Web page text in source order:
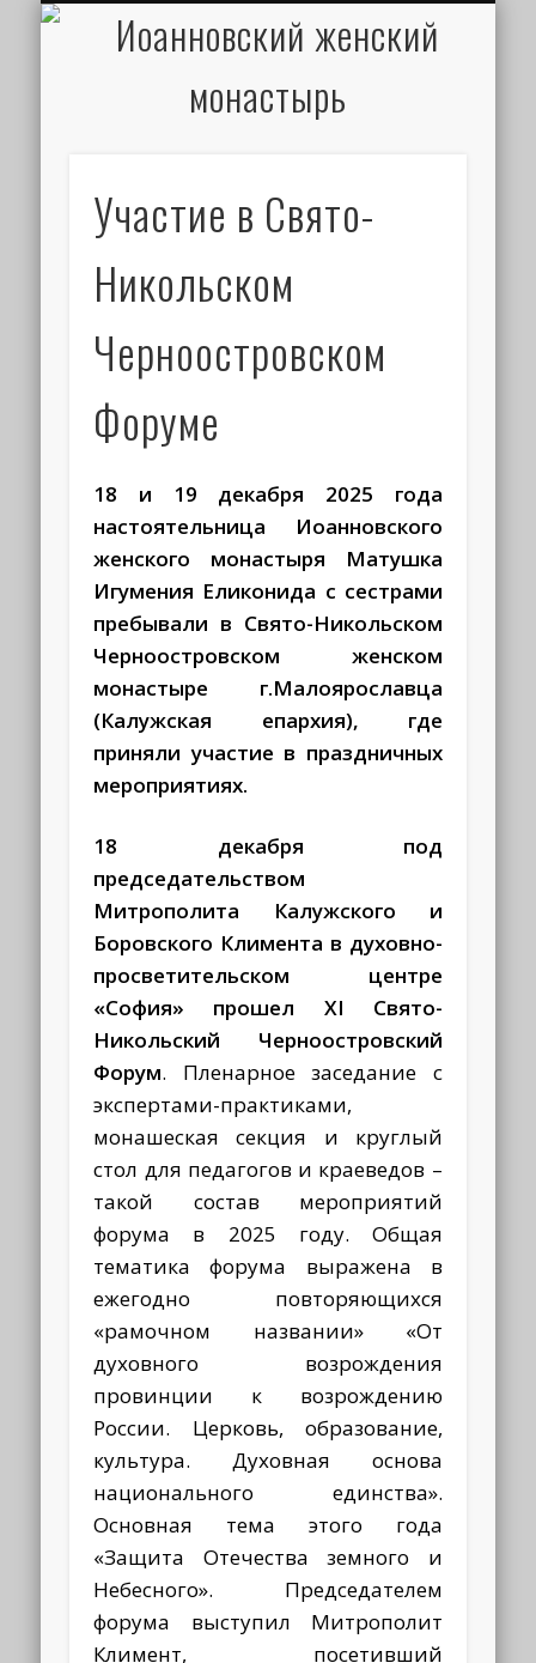
Участие в Свято-
Никольском
Черноостровском
Форуме
18 и 19 декабря 2025 года
настоятельница Иоанновского
женского монастыря Матушка
Игумения Еликонида с сестрами
пребывали в Свято-Никольском
Черноостровском женском
монастыре г.Малоярославца
(Калужская епархия), где
приняли участие в праздничных
мероприятиях.
18 декабря под
председательством
Митрополита Калужского и
Боровского Климента в духовно-
просветительском центре
«София» прошел XI Свято-
Никольский Черноостровский
Форум. Пленарное заседание с
экспертами-практиками,
монашеская секция и круглый
стол для педагогов и краеведов –
такой состав мероприятий
форума в 2025 году. Общая
тематика форума выражена в
ежегодно повторяющихся
«рамочном названии» «От
духовного возрождения
провинции к возрождению
России. Церковь, образование,
культура. Духовная основа
национального единства».
Основная тема этого года
«Защита Отечества земного и
Небесного». Председателем
форума выступил Митрополит
Климент, посетивший